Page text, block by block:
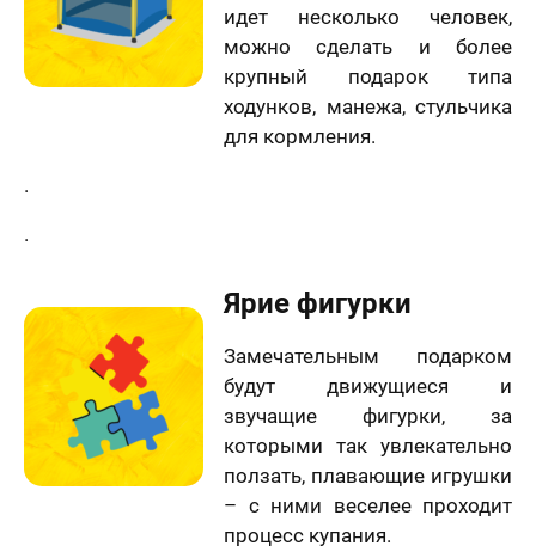
идет несколько человек,
можно сделать и более
крупный подарок типа
ходунков, манежа, стульчика
для кормления.
.
.
Ярие фигурки
Замечательным подарком
будут движущиеся и
звучащие фигурки, за
которыми так увлекательно
ползать, плавающие игрушки
– с ними веселее проходит
процесс купания.